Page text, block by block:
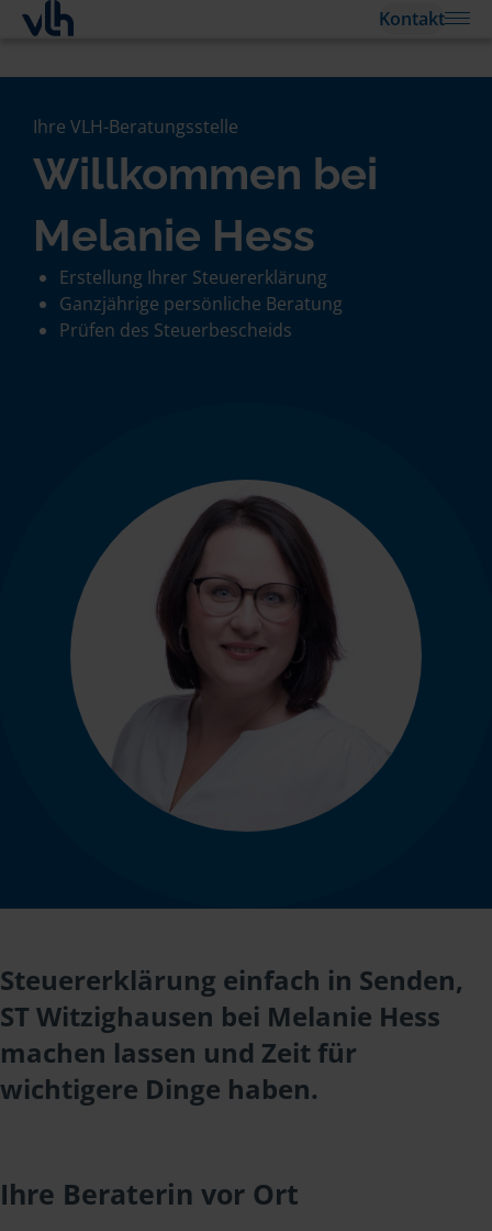
Kontakt
Ihre VLH-Beratungsstelle
Willkommen bei
Melanie Hess
Erstellung Ihrer Steuererklärung
Ganzjährige persönliche Beratung
Prüfen des Steuerbescheids
Steuererklärung einfach in Senden,
ST Witzighausen bei Melanie Hess
machen lassen und Zeit für
wichtigere Dinge haben.
Ihre Beraterin vor Ort